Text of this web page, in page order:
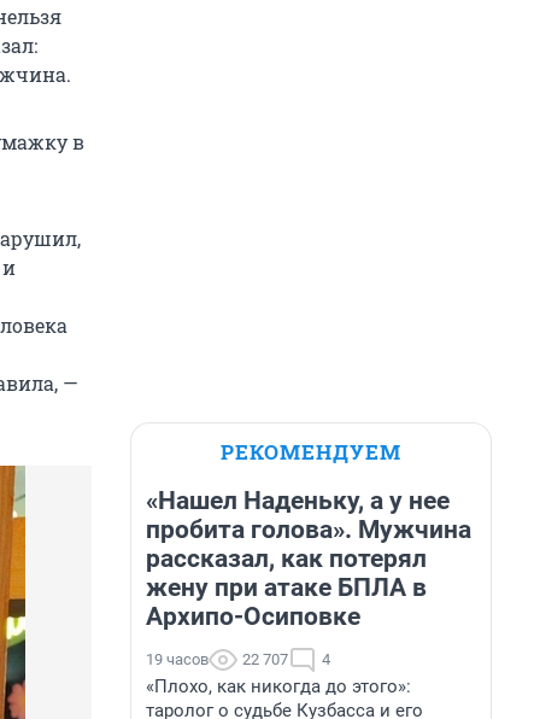
в
и
—
РЕКОМЕНДУЕМ
«Нашел Наденьку, а у нее
пробита голова». Мужчина
рассказал, как потерял
жену при атаке БПЛА в
Архипо-Осиповке
19 часов 22 707 4
«Плохо, как никогда до этого»:
таролог о судьбе Кузбасса и его